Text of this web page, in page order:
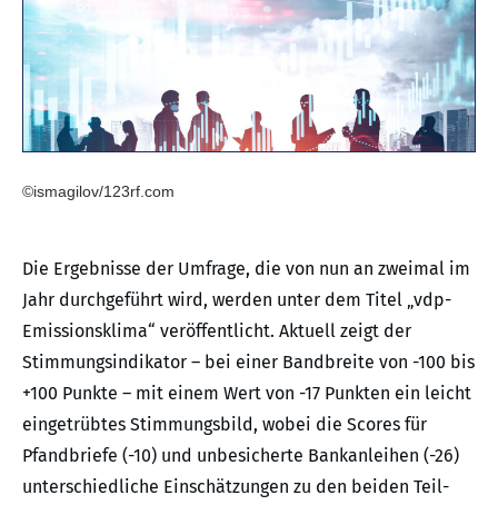
©ismagilov/123rf.com
Die Ergebnisse der Umfrage, die von nun an zweimal im
Jahr durchgeführt wird, werden unter dem Titel „vdp-
Emissionsklima“ veröffentlicht. Aktuell zeigt der
Stimmungsindikator – bei einer Bandbreite von -100 bis
+100 Punkte – mit einem Wert von -17 Punkten ein leicht
eingetrübtes Stimmungsbild, wobei die Scores für
Pfandbriefe (-10) und unbesicherte Bankanleihen (-26)
unterschiedliche Einschätzungen zu den beiden Teil-